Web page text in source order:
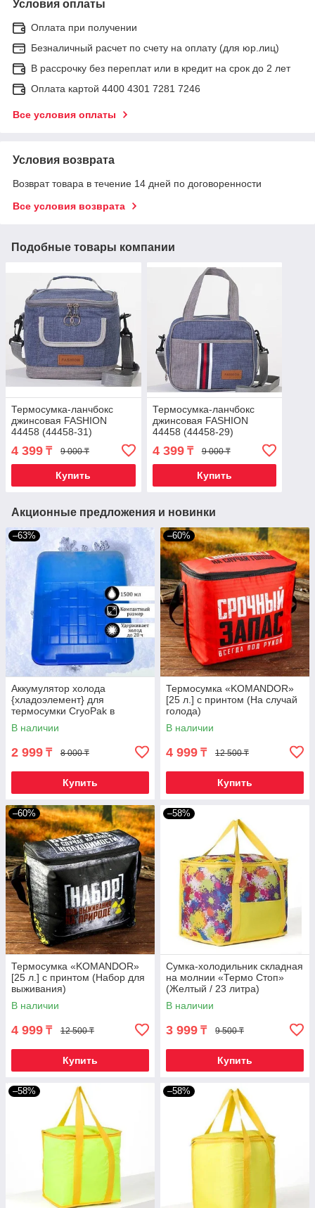
Условия оплаты
Оплата при получении
Безналичный расчет по счету на оплату (для юр.лиц)
В рассрочку без переплат или в кредит на срок до 2 лет
Оплата картой 4400 4301 7281 7246
Все условия оплаты
Условия возврата
Возврат товара в течение 14 дней по договоренности
Все условия возврата
Подобные товары компании
Термосумка-ланчбокс
джинсовая FASHION
44458 (44458-31)
4 399 ₸ 9 000 ₸
Купить
Термосумка-ланчбокс
джинсовая FASHION
44458 (44458-29)
4 399₸ 9 000 ₸
Купить
Акционные предложения и новинки
–63%
Аккумулятор холода
{хладоэлемент} для
термосумки CryoPak в
плоском контейнере (1500
мл)
В наличии
2 999 ₸ 8 000 ₸
Купить
–60%
Термосумка «KOMANDOR»
[25 л.] с принтом (На случай
голода)
В наличии
4 999 ₸ 12 500 ₸
Купить
–60%
Термосумка «KOMANDOR»
[25 л.] с принтом (Набор для
выживания)
В наличии
4 999 ₸ 12 500 ₸
Купить
–58%
Сумка-холодильник складная
на молнии «Термо Стоп»
(Желтый / 23 литра)
В наличии
3 999 ₸ 9 500 ₸
Купить
–58% –58%